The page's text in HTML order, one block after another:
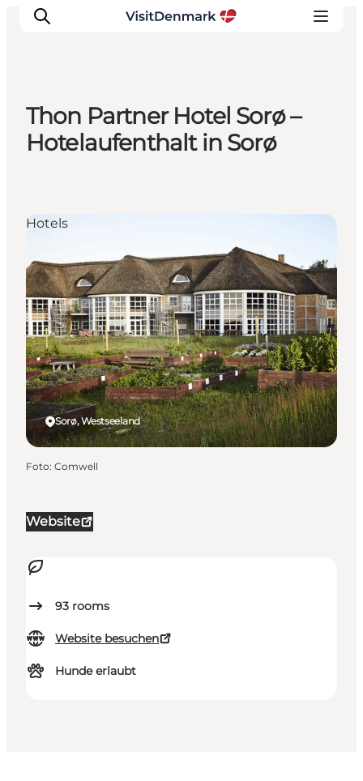
Inspiration
Reiseplanung
Thon Partner Hotel Sorø –
Hotelaufenthalt in Sorø
Website
93 rooms
Website besuchen
Hunde erlaubt
Sorø, Westseeland
Hotels
Foto: Comwell